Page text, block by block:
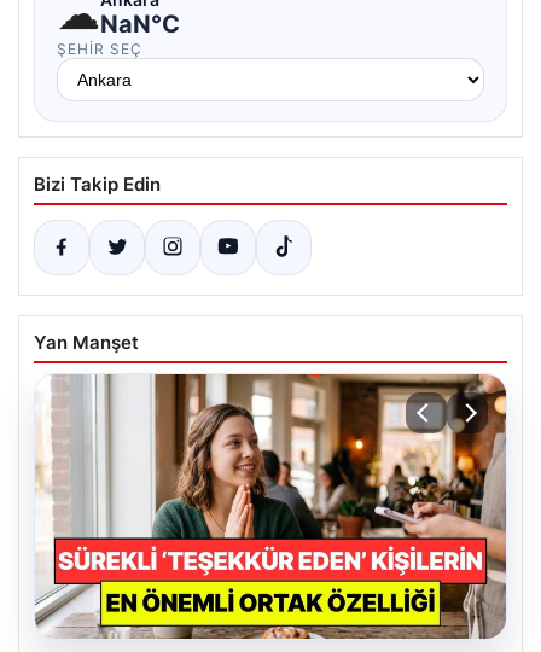
☁NaN°C
ŞEHIR SEÇ
Bizi Takip Edin
Yan Manşet